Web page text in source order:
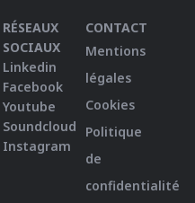
RÉSEAUX
SOCIAUX
Linkedin
Facebook
Youtube
Soundcloud
Instagram
CONTACT
Mentions
légales
Cookies
Politique
de
confidentialité